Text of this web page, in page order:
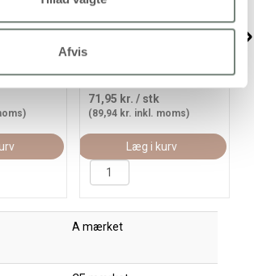
Afvis
Textile Solid, dækkende,
71,95 kr. / stk
(89,94 kr. inkl. moms)
Læg i kurv
A mærket